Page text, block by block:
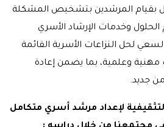
بقيام المرشدين بتشخيص المشكلة
الحلول وخدمات الإرشاد الأسري
لحل النزاعات الأسرية القائمة
مهنية وعلمية، بما يضمن إعادة
جديد.
لإعداد مرشد أسري متكامل